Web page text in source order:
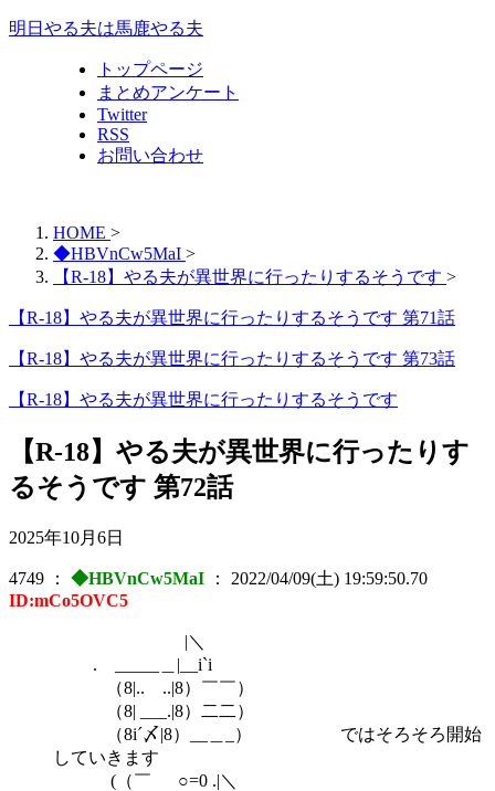
明日やる夫は馬鹿やる夫
トップページ
まとめアンケート
Twitter
RSS
お問い合わせ
HOME >
◆HBVnCw5MaI >
【R-18】やる夫が異世界に行ったりするそうです >
【R-18】やる夫が異世界に行ったりするそうです 第71話
【R-18】やる夫が異世界に行ったりするそうです 第73話
【R-18】やる夫が異世界に行ったりするそうです
【R-18】やる夫が異世界に行ったりす
るそうです 第72話
2025年10月6日
4749 ： ◆HBVnCw5MaI ： 2022/04/09(土) 19:59:50.70
ID:mCo5OVC5
|＼
. _____＿|__i`i
（8|.. ..|8）￣￣）
（8| ___.|8）二二）
（8i´〆|8）__＿_） ではそろそろ開始
していきます
(（￣ ○=0 .|＼